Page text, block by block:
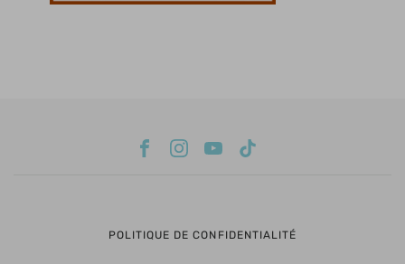
POLITIQUE DE CONFIDENTIALITÉ